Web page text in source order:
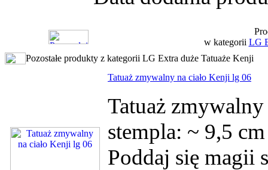
w kategorii LG
Pozostałe produkty z kategorii LG Extra duże Tatuaże Kenji
Tatuaż zmywalny na ciało Kenji lg 06
Tatuaż
stempla: ~ 9,5
Poddaj się magii